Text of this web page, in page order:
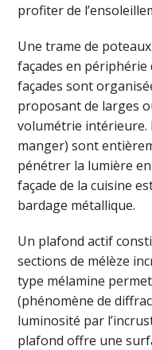
profiter de
Une trame de
façades en
façades sont
proposant de larges
volumétrie intérieure.
manger) sont
pénétrer la lumière
façade de la cuisine
bardage métallique.
Un plafond actif
sections de mélèze
type mélamine
(phénomène de
luminosité par
plafond offre une